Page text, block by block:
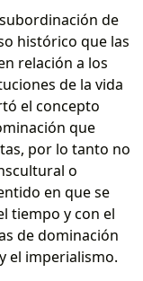
de
histórico que las
relación a los
de la vida
el concepto
que
por lo tanto no
o
en que se
tiempo y con el
de dominación
el imperialismo.